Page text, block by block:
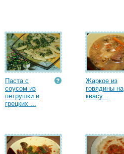
Паста с
соусом из
петрушки и
грецких ...
Жаркое из
говядины на
квасу...